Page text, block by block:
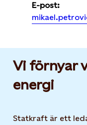
E-post:
Vi förnyar
energi
Statkraft är ett